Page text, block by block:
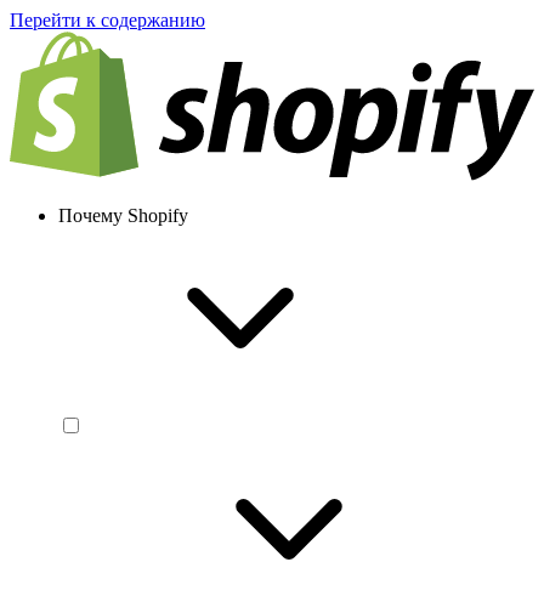
Перейти к содержанию
Почему Shopify